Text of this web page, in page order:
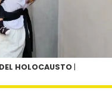
HOLOCAUSTO |